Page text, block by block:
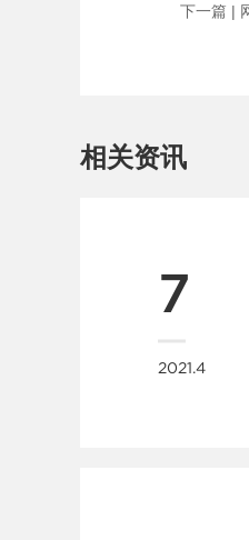
下一篇 |
相关资讯
7
2021.4